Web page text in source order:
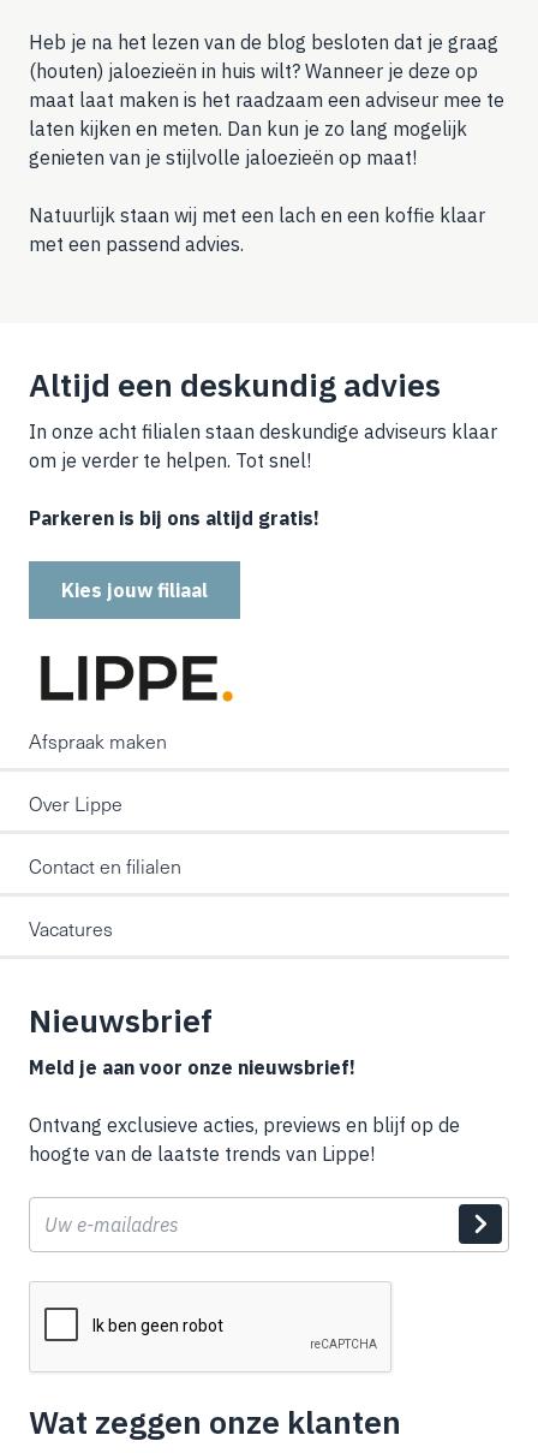
Heb je na het lezen van de blog besloten dat je graag
(houten) jaloezieën in huis wilt? Wanneer je deze op
maat laat maken is het raadzaam een adviseur mee te
laten kijken en meten. Dan kun je zo lang mogelijk
genieten van je stijlvolle jaloezieën op maat!
Natuurlijk staan wij met een lach en een koffie klaar
met een passend advies.
Altijd een deskundig advies
In onze acht filialen staan deskundige adviseurs klaar
om je verder te helpen. Tot snel!
Parkeren is bij ons altijd gratis!
Kies jouw filiaal
Afspraak maken
Over Lippe
Contact en filialen
Vacatures
Nieuwsbrief
Meld je aan voor onze nieuwsbrief!
Ontvang exclusieve acties, previews en blijf op de
hoogte van de laatste trends van Lippe!
E-
mail
Wat zeggen onze klanten